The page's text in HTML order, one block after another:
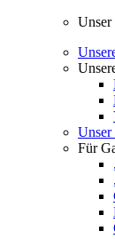
Unser
Unser
Für